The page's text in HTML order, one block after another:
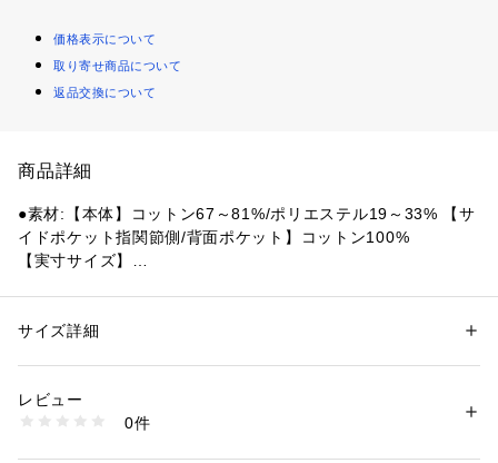
価格表示について
取り寄せ商品について
返品交換について
商品詳細
●素材:【本体】コットン67～81%/ポリエステル19～33% 【サ
イドポケット指関節側/背面ポケット】コットン100%
【実寸サイズ】
m
●Lサイズ詳細:【ウエスト】85cm 【ヒップ】107cm 【股上】
33.5cm 【股下】70cm 【すそ幅】12cm 【わたり幅】33cm
性別：メンズ
商品番号：
10893319201 （ショップ）
サイズ詳細
レビュー
0件